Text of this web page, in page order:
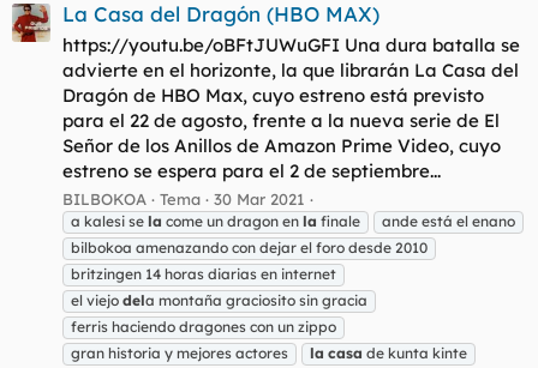
La Casa del Dragón (HBO MAX)
https://youtu.be/oBFtJUWuGFI Una dura batalla se
advierte en el horizonte, la que librarán La Casa del
Dragón de HBO Max, cuyo estreno está previsto
para el 22 de agosto, frente a la nueva serie de El
Señor de los Anillos de Amazon Prime Video, cuyo
estreno se espera para el 2 de septiembre...
BILBOKOA Tema 30 Mar 2021
a kalesi se la come un dragon en la finale
ande está el enano
bilbokoa amenazando con dejar el foro desde 2010
britzingen 14 horas diarias en internet
el viejo dela montaña graciosito sin gracia
ferris haciendo dragones con un zippo
gran historia y mejores actores
la casa de kunta kinte